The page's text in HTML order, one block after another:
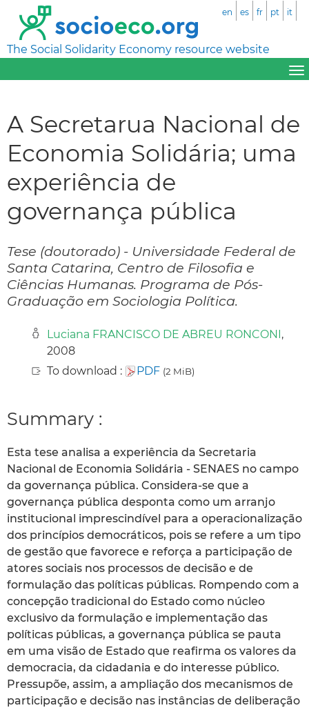
The Social Solidarity Economy resource website
en es fr pt it
A Secretarua Nacional de
Economia Solidária; uma
experiência de
governança pública
Tese (doutorado) - Universidade Federal de
Santa Catarina, Centro de Filosofia e
Ciências Humanas. Programa de Pós-
Graduação em Sociologia Política.
Luciana FRANCISCO DE ABREU RONCONI,
2008
To download :
PDF (2 MiB)
Summary :
Esta tese analisa a experiência da Secretaria
Nacional de Economia Solidária - SENAES no campo
da governança pública. Considera-se que a
governança pública desponta como um arranjo
institucional imprescindível para a operacionalização
dos princípios democráticos, pois se refere a um tipo
de gestão que favorece e reforça a participação de
atores sociais nos processos de decisão e de
formulação das políticas públicas. Rompendo com a
concepção tradicional do Estado como núcleo
exclusivo da formulação e implementação das
políticas públicas, a governança pública se pauta
em uma visão de Estado que reafirma os valores da
democracia, da cidadania e do interesse público.
Pressupõe, assim, a ampliação dos mecanismos de
participação e decisão nas instâncias de deliberação